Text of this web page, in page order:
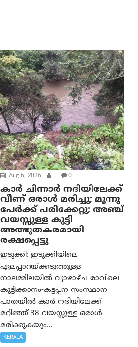
Aug 6, 2026 . 0
കാര്‍ ചിന്നാര്‍ നദിയിലേക്ക്
വീണ് ഒരാള്‍ മരിച്ചു; മൂന്നു
പേര്‍ക്ക് പരിക്കേറ്റു; അഞ്ച്
വയസ്സുള്ള കുട്ടി
അത്ഭുതകരമായി
രക്ഷപ്പെട്ടു
ഇടുക്കി: ഇടുക്കിയിലെ
ഏലപ്പാറയ്ക്കടുത്തുള്ള
നാലമ്മിലയിൽ വ്യാഴാഴ്ച രാവിലെ
കുട്ടിക്കാനം-കട്ടപ്പന സംസ്ഥാന
പാതയിൽ കാർ നദിയിലേക്ക്
മറിഞ്ഞ് 38 വയസ്സുള്ള ഒരാൾ
മരിക്കുകയും...
KERALA